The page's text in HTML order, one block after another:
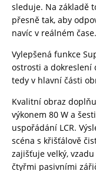
sleduje. Na základě
přesně tak, aby
navíc v reálném čase.
Vylepšená funkce
ostrosti a dokreslení
tedy v hlavní části
Kvalitní obraz
výkonem 80 W a
uspořádání LCR.
scéna s křišťálově
zajišťuje velký,
čtyřmi pasivními